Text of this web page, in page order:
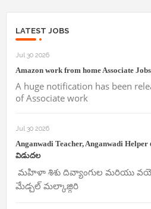
LATEST JOBS
Jul 30 2026
Amazon work from home Associate
A huge notification has been
of Associate work
Jul 30 2026
Anganwadi Teacher, Anganwadi
విడుదల
మహిళా శిశు దివ్యాంగుల మరియు
మేడ్చల్ మల్కాజ్గిరి